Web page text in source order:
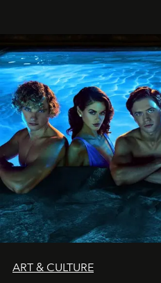
ART & CULTURE